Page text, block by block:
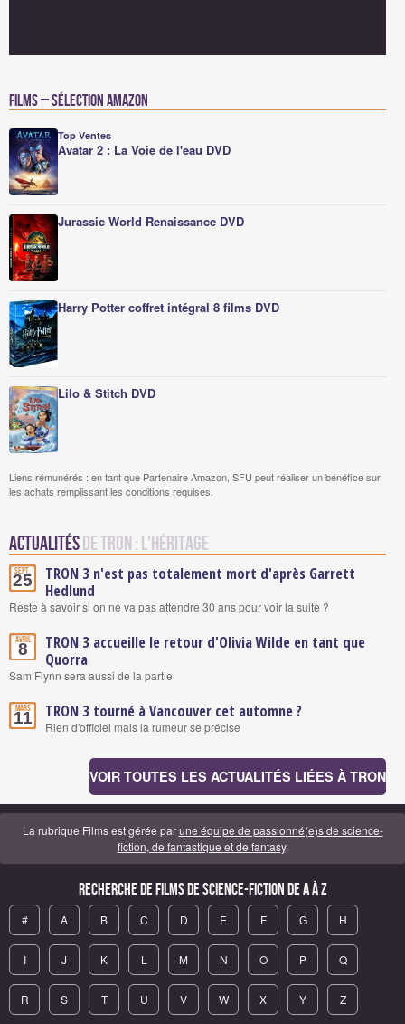
Films – Sélection Amazon
Top Ventes
Avatar 2 : La Voie de l'eau DVD
Jurassic World Renaissance DVD
Harry Potter coffret intégral 8 films DVD
Lilo & Stitch DVD
Liens rémunérés : en tant que Partenaire Amazon, SFU peut réaliser un bénéfice sur
les achats remplissant les conditions requises.
Actualitésde Tron : l'héritage
Sept.
25
TRON 3 n'est pas totalement mort d'après Garrett
Hedlund
Reste à savoir si on ne va pas attendre 30 ans pour voir la suite ?
Avril
8
TRON 3 accueille le retour d'Olivia Wilde en tant que
Quorra
Sam Flynn sera aussi de la partie
Mars
11 TRON 3 tourné à Vancouver cet automne ?
Rien d'officiel mais la rumeur se précise
VOIR TOUTES LES ACTUALITÉS LIÉES À TRON
La rubrique Films est gérée parune équipe de passionné(e)s de science-
fiction, de fantastique et de fantasy.
Recherche de Films de science-fiction de A à Z
# A B C D E F G H
I J K L M N O P Q
R S T U V W X Y Z